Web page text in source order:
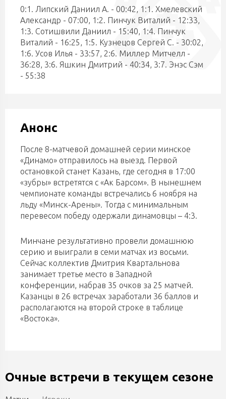
0:1. Липский Даниил А. - 00:42, 1:1. Хмелевский
Александр - 07:00, 1:2. Пинчук Виталий - 12:33,
1:3. Сотишвили Даниил - 15:40, 1:4. Пинчук
Виталий - 16:25, 1:5. Кузнецов Сергей С. - 30:02,
1:6. Усов Илья - 33:57, 2:6. Миллер Митчелл -
36:28, 3:6. Яшкин Дмитрий - 40:34, 3:7. Энэс Сэм
- 55:38
Анонс
После 8-матчевой домашней серии минское
«Динамо» отправилось на выезд. Первой
остановкой станет Казань, где сегодня в 17:00
«зубры» встретятся с «Ак Барсом». В нынешнем
чемпионате команды встречались 6 ноября на
льду «Минск-Арены». Тогда с минимальным
перевесом победу одержали динамовцы – 4:3.
Минчане результативно провели домашнюю
серию и выиграли в семи матчах из восьми.
Сейчас коллектив Дмитрия Квартальнова
занимает третье место в Западной
конференции, набрав 35 очков за 25 матчей.
Казанцы в 26 встречах заработали 36 баллов и
располагаются на второй строке в таблице
«Востока».
Очные встречи в текущем сезоне